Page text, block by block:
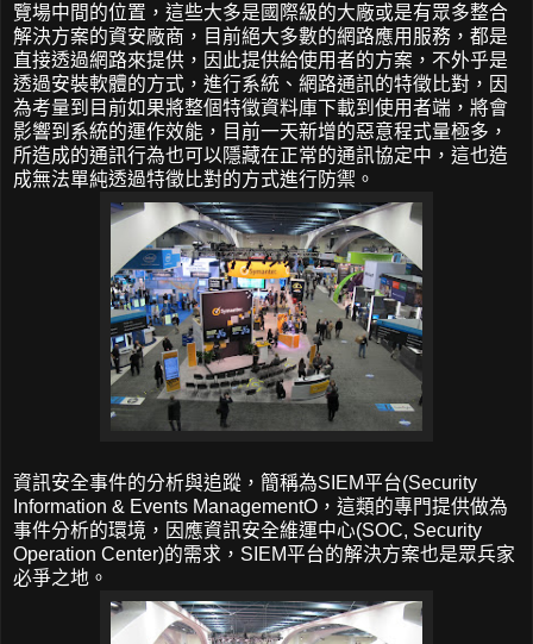
覽場中間的位置，這些大多是國際級的大廠或是有眾多整合
解決方案的資安廠商，目前絕大多數的網路應用服務，都是
直接透過網路來提供，因此提供給使用者的方案，不外乎是
透過安裝軟體的方式，進行系統、網路通訊的特徵比對，因
為考量到目前如果將整個特徵資料庫下載到使用者端，將會
影響到系統的運作效能，目前一天新增的惡意程式量極多，
所造成的通訊行為也可以隱藏在正常的通訊協定中，這也造
成無法單純透過特徵比對的方式進行防禦。
資訊安全事件的分析與追蹤，簡稱為SIEM平台(Security
Information & Events ManagementO，這類的專門提供做為
事件分析的環境，因應資訊安全維運中心(SOC, Security
Operation Center)的需求，SIEM平台的解決方案也是眾兵家
必爭之地。